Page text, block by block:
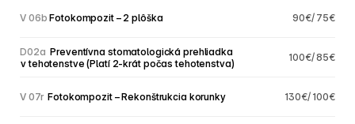
V 06b Fotokompozit – 2 plôška 90€/ 75€
D02a Preventívna stomatologická prehliadka
v tehotenstve (Platí 2-krát počas tehotenstva)
100€/ 85€
V 07r Fotokompozit – Rekonštrukcia korunky 130€/ 100€